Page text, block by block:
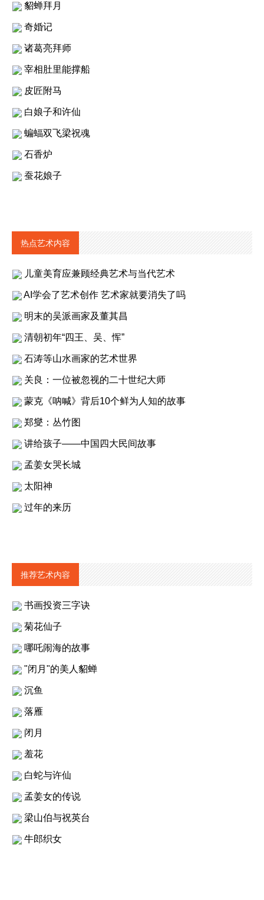
貂蝉拜月
奇婚记
诸葛亮拜师
宰相肚里能撑船
皮匠附马
白娘子和许仙
蝙蝠双飞梁祝魂
石香炉
蚕花娘子
热点艺术内容
儿童美育应兼顾经典艺术与当代艺术
AI学会了艺术创作 艺术家就要消失了吗
明末的吴派画家及董其昌
清朝初年“四王、吴、恽”
石涛等山水画家的艺术世界
关良：一位被忽视的二十世纪大师
蒙克《呐喊》背后10个鲜为人知的故事
郑燮：丛竹图
讲给孩子——中国四大民间故事
孟姜女哭长城
太阳神
过年的来历
推荐艺术内容
书画投资三字诀
菊花仙子
哪吒闹海的故事
"闭月"的美人貂蝉
沉鱼
落雁
闭月
羞花
白蛇与许仙
孟姜女的传说
梁山伯与祝英台
牛郎织女